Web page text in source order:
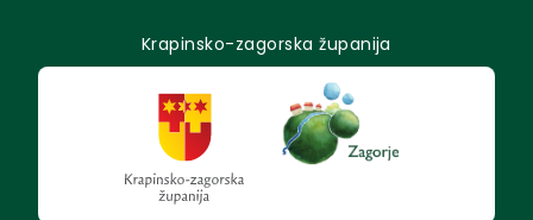
Krapinsko-zagorska županija